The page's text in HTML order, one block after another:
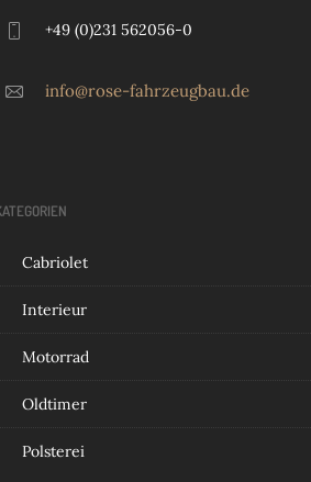
+49 (0)231 562056-0
info@rose-fahrzeugbau.de
Cabriolet
Interieur
Motorrad
Oldtimer
Polsterei